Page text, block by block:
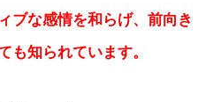
ブな感情を和らげ、前向き
も知られています。